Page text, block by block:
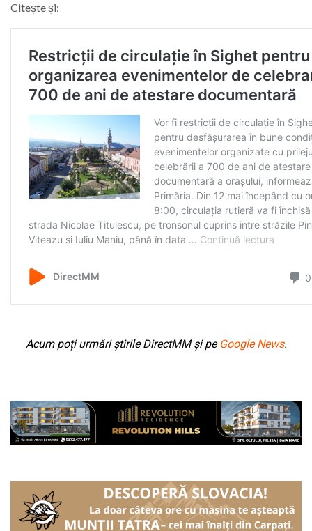
Citește și:
Acum poți urmări știrile DirectMM și pe Google News.